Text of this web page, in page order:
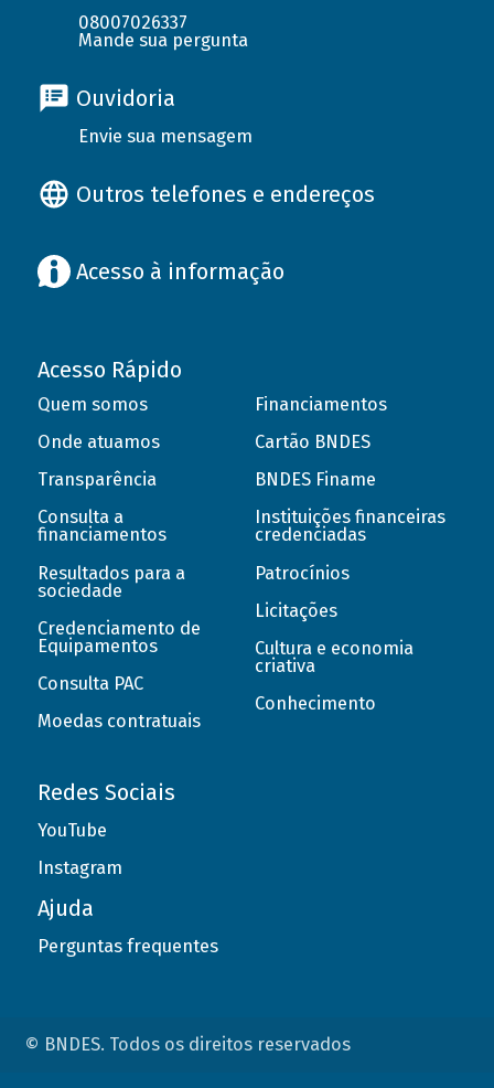
08007026337
Mande sua pergunta
Ouvidoria
Envie sua mensagem
Outros telefones e endereços
Acesso à informação
Acesso Rápido
Quem somos
Onde atuamos
Transparência
Consulta a
financiamentos
Resultados para a
sociedade
Credenciamento de
Equipamentos
Consulta PAC
Moedas contratuais
Financiamentos
Cartão BNDES
BNDES Finame
Instituições financeiras
credenciadas
Patrocínios
Licitações
Cultura e economia
criativa
Conhecimento
Redes Sociais
YouTube
Instagram
Ajuda
Perguntas frequentes
© BNDES. Todos os direitos reservados